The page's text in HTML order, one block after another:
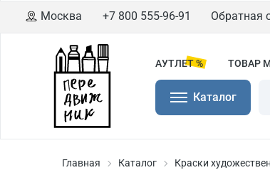
Москва +7 800 555-96-91 Обратная
АУТЛЕТ % ТОВАР
Каталог
Главная Каталог Краски